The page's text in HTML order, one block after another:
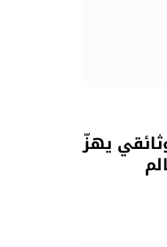
يهزّ